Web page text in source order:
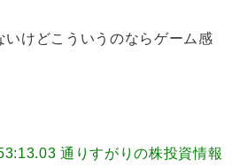
いけどこういうのならゲーム感
通りすがりの株投資情報